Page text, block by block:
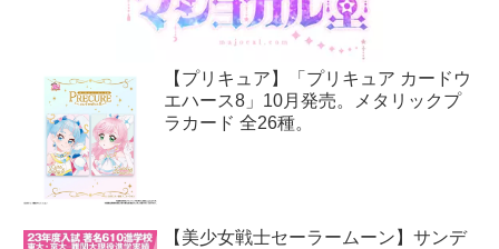
【プリキュア】「プリキュア カードウ
エハース8」10月発売。メタリックプ
ラカード 全26種。
【美少女戦士セーラームーン】サンデ